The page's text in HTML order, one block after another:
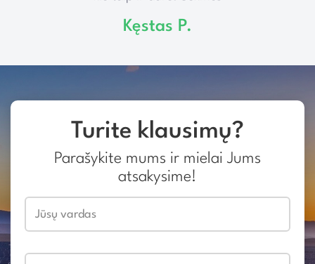
Kęstas P.
Turite klausimų?
Parašykite mums ir mielai Jums
atsakysime!
Jūsų vardas